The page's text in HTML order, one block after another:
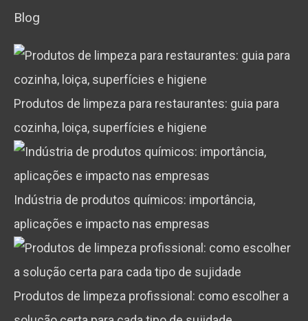
Blog
Produtos de limpeza para restaurantes: guia para
cozinha, loiça, superfícies e higiene
Indústria de produtos químicos: importância,
aplicações e impacto nas empresas
Produtos de limpeza profissional: como escolher a